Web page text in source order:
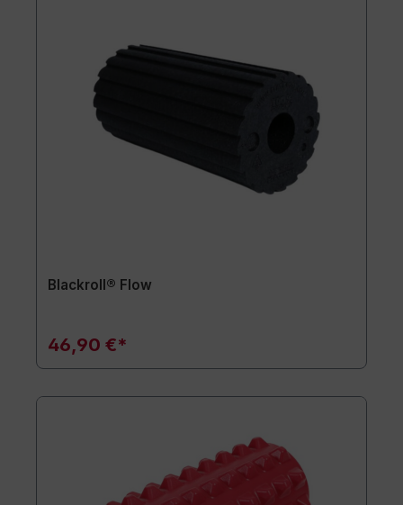
Blackroll® Flow
46,90 €*